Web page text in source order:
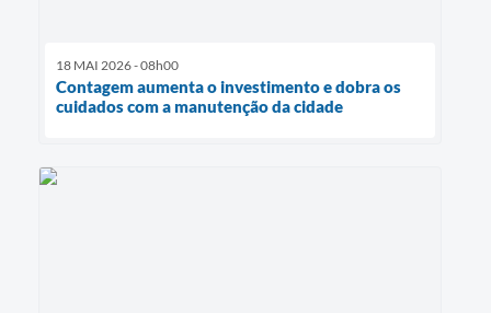
18 MAI 2026 - 08h00
Contagem aumenta o investimento e dobra os
cuidados com a manutenção da cidade